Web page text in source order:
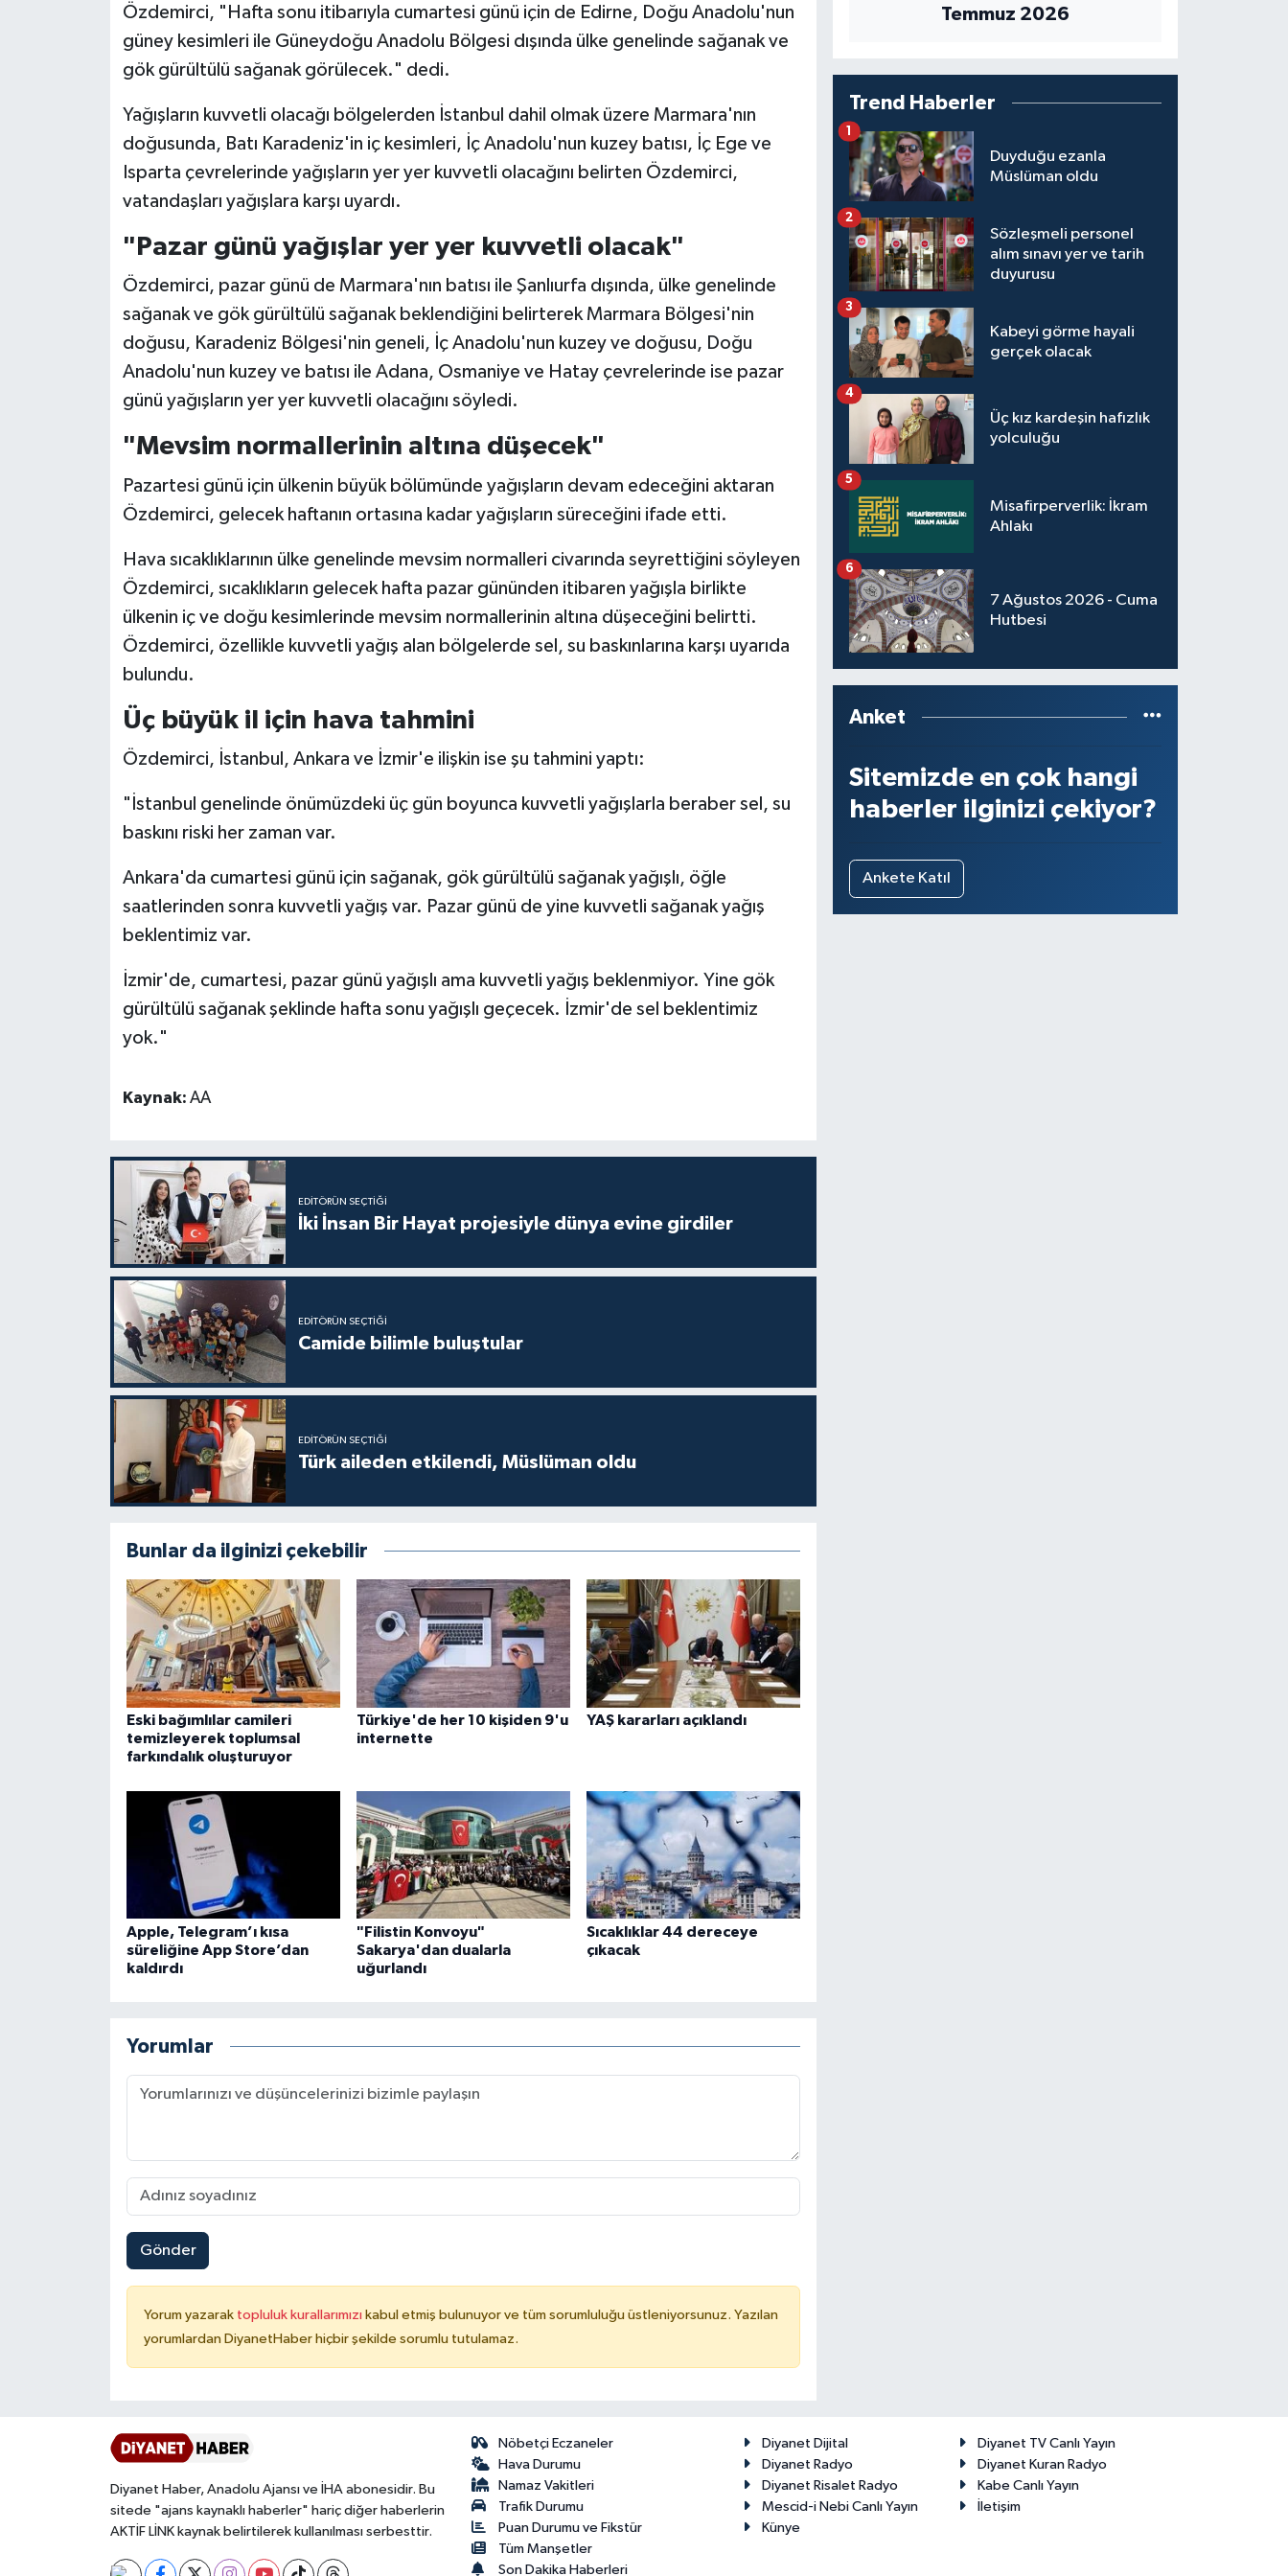
Özdemirci, "Hafta sonu itibarıyla cumartesi günü için de Edirne, Doğu Anadolu'nun
güney kesimleri ile Güneydoğu Anadolu Bölgesi dışında ülke genelinde sağanak ve
gök gürültülü sağanak görülecek." dedi.
Yağışların kuvvetli olacağı bölgelerden İstanbul dahil olmak üzere Marmara'nın
doğusunda, Batı Karadeniz'in iç kesimleri, İç Anadolu'nun kuzey batısı, İç Ege ve
Isparta çevrelerinde yağışların yer yer kuvvetli olacağını belirten Özdemirci,
vatandaşları yağışlara karşı uyardı.
"Pazar günü yağışlar yer yer kuvvetli olacak"
Özdemirci, pazar günü de Marmara'nın batısı ile Şanlıurfa dışında, ülke genelinde
sağanak ve gök gürültülü sağanak beklendiğini belirterek Marmara Bölgesi'nin
doğusu, Karadeniz Bölgesi'nin geneli, İç Anadolu'nun kuzey ve doğusu, Doğu
Anadolu'nun kuzey ve batısı ile Adana, Osmaniye ve Hatay çevrelerinde ise pazar
günü yağışların yer yer kuvvetli olacağını söyledi.
"Mevsim normallerinin altına düşecek"
Pazartesi günü için ülkenin büyük bölümünde yağışların devam edeceğini aktaran
Özdemirci, gelecek haftanın ortasına kadar yağışların süreceğini ifade etti.
Hava sıcaklıklarının ülke genelinde mevsim normalleri civarında seyrettiğini söyleyen
Özdemirci, sıcaklıkların gelecek hafta pazar gününden itibaren yağışla birlikte
ülkenin iç ve doğu kesimlerinde mevsim normallerinin altına düşeceğini belirtti.
Özdemirci, özellikle kuvvetli yağış alan bölgelerde sel, su baskınlarına karşı uyarıda
bulundu.
Üç büyük il için hava tahmini
Özdemirci, İstanbul, Ankara ve İzmir'e ilişkin ise şu tahmini yaptı:
"İstanbul genelinde önümüzdeki üç gün boyunca kuvvetli yağışlarla beraber sel, su
baskını riski her zaman var.
Ankara'da cumartesi günü için sağanak, gök gürültülü sağanak yağışlı, öğle
saatlerinden sonra kuvvetli yağış var. Pazar günü de yine kuvvetli sağanak yağış
beklentimiz var.
İzmir'de, cumartesi, pazar günü yağışlı ama kuvvetli yağış beklenmiyor. Yine gök
gürültülü sağanak şeklinde hafta sonu yağışlı geçecek. İzmir'de sel beklentimiz
yok."
Kaynak: AA
EDITÖRÜN SEÇTIĞI
İki İnsan Bir Hayat projesiyle dünya evine girdiler
EDITÖRÜN SEÇTIĞI
Camide bilimle buluştular
EDITÖRÜN SEÇTIĞI
Türk aileden etkilendi, Müslüman oldu
Bunlar da ilginizi çekebilir
Eski bağımlılar camileri
temizleyerek toplumsal
farkındalık oluşturuyor
Türkiye'de her 10 kişiden 9'u
internette
YAŞ kararları açıklandı
Apple, Telegram’ı kısa
süreliğine App Store’dan
kaldırdı
"Filistin Konvoyu"
Sakarya'dan dualarla
uğurlandı
Sıcaklıklar 44 dereceye
çıkacak
Yorumlar
Gönder
Yorum yazarak topluluk kurallarımızı kabul etmiş bulunuyor ve tüm sorumluluğu üstleniyorsunuz. Yazılan
yorumlardan DiyanetHaber hiçbir şekilde sorumlu tutulamaz.
Temmuz 2026
Trend Haberler
Duyduğu ezanla
Müslüman oldu
1
Sözleşmeli personel
alım sınavı yer ve tarih
duyurusu
2
Kabeyi görme hayali
gerçek olacak
3
Üç kız kardeşin hafızlık
yolculuğu
4
Misafirperverlik: İkram
Ahlakı
5
7 Ağustos 2026 - Cuma
Hutbesi
6
Anket
Sitemizde en çok hangi
haberler ilginizi çekiyor?
Ankete Katıl
Diyanet Haber, Anadolu Ajansı ve İHA abonesidir. Bu
sitede "ajans kaynaklı haberler" hariç diğer haberlerin
AKTİF LİNK kaynak belirtilerek kullanılması serbesttir.
Nöbetçi Eczaneler
Hava Durumu
Namaz Vakitleri
Trafik Durumu
Puan Durumu ve Fikstür
Tüm Manşetler
Son Dakika Haberleri
Diyanet Dijital
Diyanet TV Canlı Yayın
Diyanet Radyo
Diyanet Kuran Radyo
Diyanet Risalet Radyo
Kabe Canlı Yayın
Mescid-i Nebi Canlı Yayın
İletişim
Künye
Bitlis Müftülüğü
Burdur Müftülüğü
Bursa Müftülüğü
Çanakkale Müftülüğü
Çankırı Müftülüğü
Çorum Müftülüğü
Diyarbakır Müftülüğü
Düzce Müftülüğü
Elazığ Müftülüğü
Erzincan Müftülüğü
Erzurum Müftülüğü
Eskişehir Müftülüğü
Giresun Müftülüğü
Gümüşhane Müftülüğü
Hakkari Müftülüğü
Hatay Müftülüğü
Iğdır Müftülüğü
İzmir Müftülüğü
Kahramanmaraş Müftülüğü
Karabük Müftülüğü
Karaman Müftülüğü
Kars Müftülüğü
Kastamonu Müftülüğü
Kayseri Müftülüğü
Kilis Müftülüğü
Kırıkkale Müftülüğü
Kırklareli Müftülüğü
Kırşehir Müftülüğü
Kocaeli Müftülüğü
Konya Müftülüğü
Kütahya Müftülüğü
Malatya Müftülüğü
Manisa Müftülüğü
Mardin Müftülüğü
Muğla Müftülüğü
Muş Müftülüğü
Niğde Müftülüğü
Ordu Müftülüğü
Osmaniye Müftülüğü
Rize Müftülüğü
Samsun Müftülüğü
Siirt Müftülüğü
Sinop Müftülüğü
Bilim, Teknoloji
Biyografiler
İhtida Haberleri